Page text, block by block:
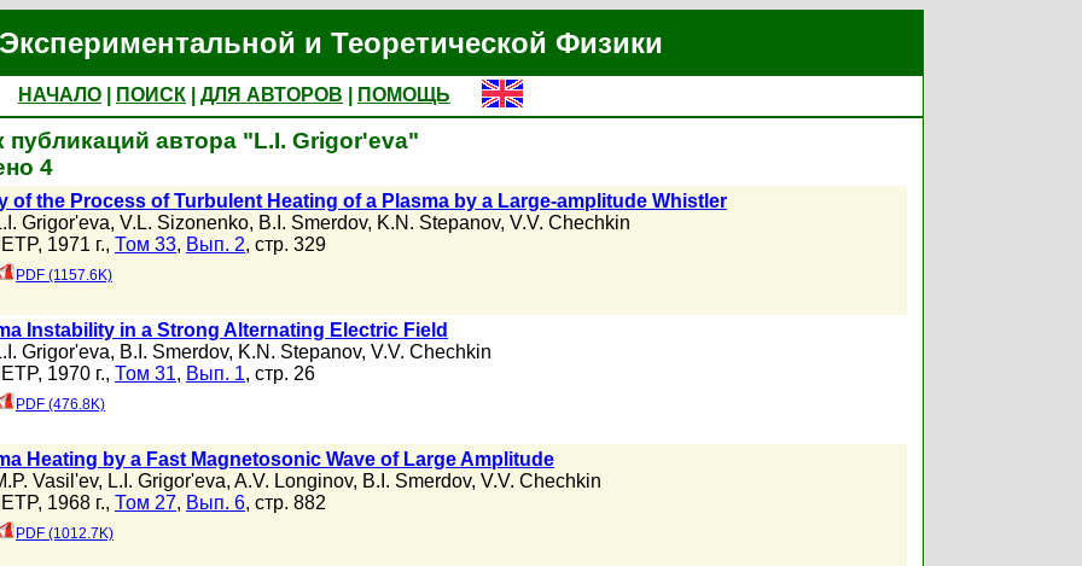
и Теоретической Физики
НАЧАЛО ПОИСК ДЛЯ АВТОРОВ
ПОМОЩЬ
публикаций автора "L.I. Grigor'eva"
4
of the Process of Turbulent Heating of a Plasma by a Large-amplitude Whistler
Grigor'eva, V.L. Sizonenko, B.I. Smerdov, K.N. Stepanov, V.V. Chechkin
1971 г., Том 33, Вып. 2, стр. 329
PDF (1157.6K)
Instability in a Strong Alternating Electric Field
Grigor'eva, B.I. Smerdov, K.N. Stepanov, V.V. Chechkin
1970 г., Том 31, Вып. 1, стр. 26
PDF (476.8K)
Heating by a Fast Magnetosonic Wave of Large Amplitude
Vasil'ev, L.I. Grigor'eva, A.V. Longinov, B.I. Smerdov, V.V. Chechkin
1968 г., Том 27, Вып. 6, стр. 882
PDF (1012.7K)